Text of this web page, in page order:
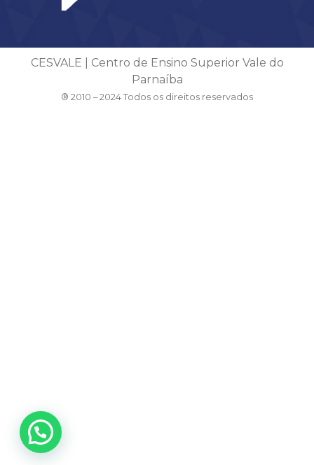
CESVALE | Centro de Ensino Superior Vale do
Parnaíba
® 2010 – 2024 Todos os direitos reservados